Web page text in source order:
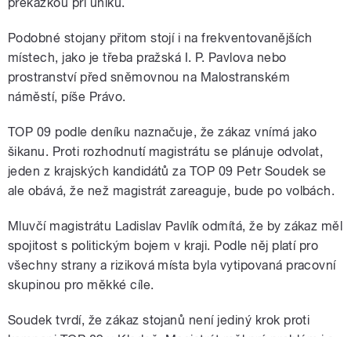
Podobné stojany přitom stojí i na frekventovanějších
místech, jako je třeba pražská I. P. Pavlova nebo
prostranství před sněmovnou na Malostranském
náměstí, píše Právo.
TOP 09 podle deníku naznačuje, že zákaz vnímá jako
šikanu. Proti rozhodnutí magistrátu se plánuje odvolat,
jeden z krajských kandidátů za TOP 09 Petr Soudek se
ale obává, že než magistrát zareaguje, bude po volbách.
Mluvčí magistrátu Ladislav Pavlík odmítá, že by zákaz měl
spojitost s politickým bojem v kraji. Podle něj platí pro
všechny strany a riziková místa byla vytipovaná pracovní
skupinou pro měkké cíle.
Soudek tvrdí, že zákaz stojanů není jediný krok proti